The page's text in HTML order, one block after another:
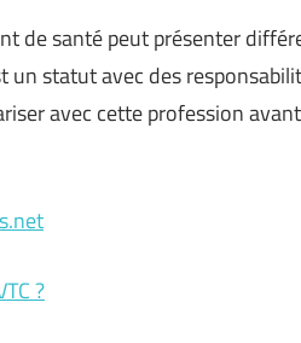
de santé peut présenter
un statut avec des
avec cette profession
?